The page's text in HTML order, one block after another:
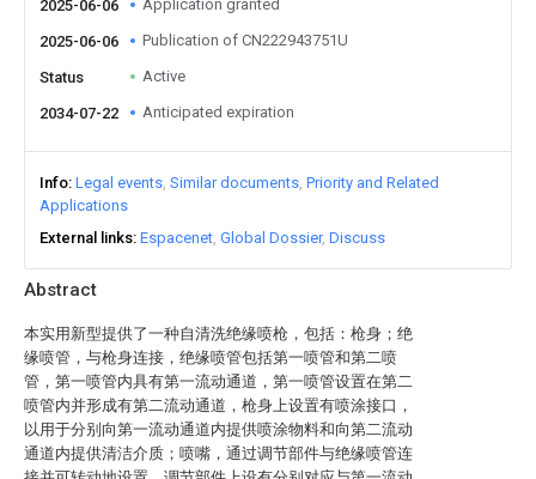
Abstract
本实用新型提供了一种自清洗绝缘喷枪，包括：枪身；绝
缘喷管，与枪身连接，绝缘喷管包括第一喷管和第二喷
管，第一喷管内具有第一流动通道，第一喷管设置在第二
喷管内并形成有第二流动通道，枪身上设置有喷涂接口，
以用于分别向第一流动通道内提供喷涂物料和向第二流动
通道内提供清洁介质；喷嘴，通过调节部件与绝缘喷管连
2025-06-06 Application granted
2025-06-06 Publication of CN222943751U
Status Active
2034-07-22 Anticipated expiration
Info Legal events Similar documents Priority and Related
Applications
External links Espacenet Global Dossier Discuss